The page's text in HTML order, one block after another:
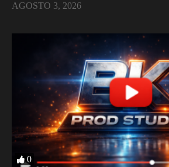
AGOSTO 3, 2026
0